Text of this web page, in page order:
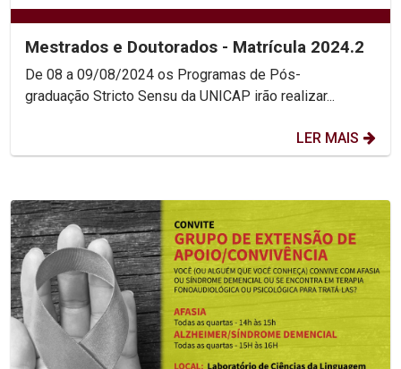
Mestrados e Doutorados - Matrícula 2024.2
De 08 a 09/08/2024 os Programas de Pós-
graduação Stricto Sensu da UNICAP irão realizar...
LER MAIS